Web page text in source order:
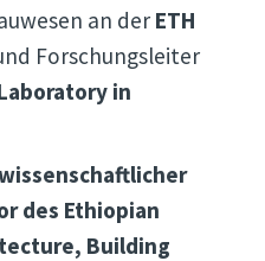
an der ETH
Forschungsleiter
in
des Ethiopian
Building